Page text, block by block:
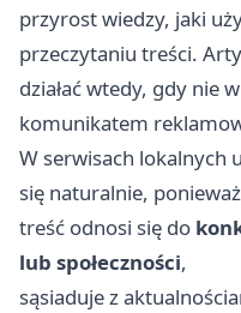
przyrost wiedzy, jaki
przeczytaniu treści.
działać wtedy, gdy nie
komunikatem
W serwisach lokalnych
się naturalnie,
treść odnosi się do
lub społeczności,
sąsiaduje z